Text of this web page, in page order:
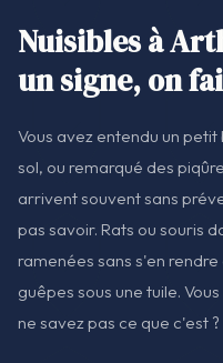
Nuisibles à
un signe, on
Vous avez entendu un
sol, ou remarqué des
arrivent souvent sans
pas savoir. Rats ou souris
ramenées sans s'en
guêpes sous une tuile.
ne savez pas ce que c'est